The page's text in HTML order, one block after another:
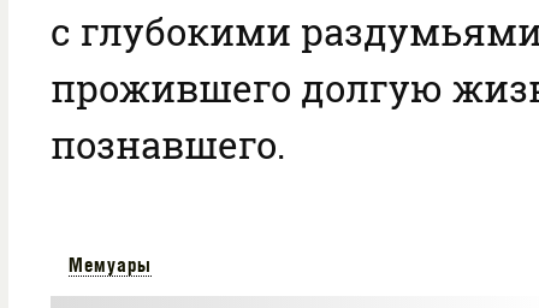
с глубокими
прожившего долгую
познавшего.
Мемуары